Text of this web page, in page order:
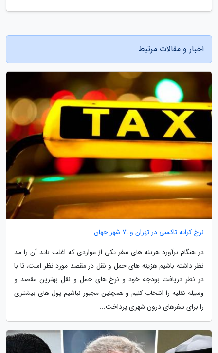
اخبار و مقالات مرتبط
نرخ کرایه تاکسی در تهران و 71 شهر جهان
در هنگام برآورد هزینه های سفر یکی از مواردی که اغلب باید آن را مد
نظر داشته باشیم هزینه های حمل و نقل در مقصد مورد نظر است، تا با
در نظر دریافت بودجه خود و نرخ های حمل و نقل بهترین مقصد و
وسیله نقلیه را انتخاب کنیم و همچنین مجبور نباشیم پول های بیشتری
را برای سفرهای درون شهری پرداخت...